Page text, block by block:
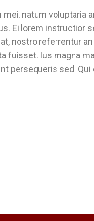
natum voluptaria
Ei lorem instructior
nostro referrentur
fuisset. Ius magna
persequeris sed.